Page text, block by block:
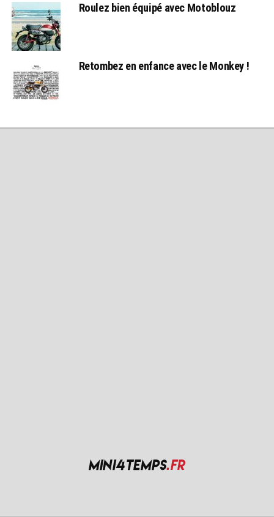
Roulez bien équipé avec Motoblouz
Retombez en enfance avec le Monkey !